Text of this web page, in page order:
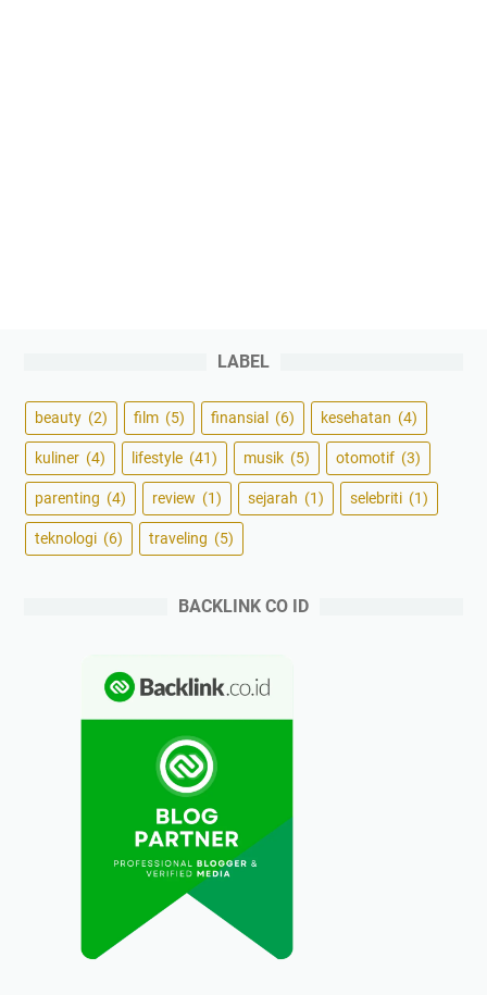
LABEL
beauty (2) film (5) finansial (6) kesehatan (4)
kuliner (4) lifestyle (41) musik (5) otomotif (3)
parenting (4) review (1) sejarah (1) selebriti (1)
teknologi (6) traveling (5)
BACKLINK CO ID